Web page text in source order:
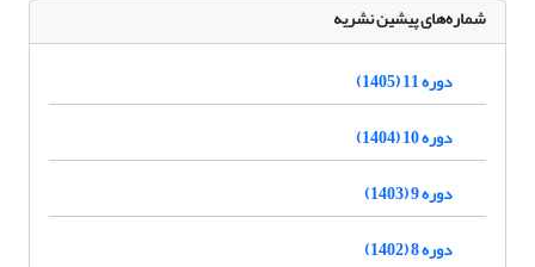
شماره‌های پیشین نشریه
دوره 11 (1405)
دوره 10 (1404)
دوره 9 (1403)
دوره 8 (1402)